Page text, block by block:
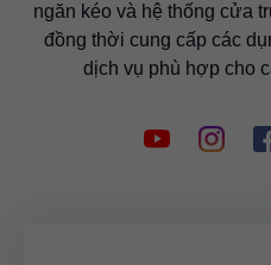
ngăn kéo và hệ thống cửa
đồng thời cung cấp các
dịch vụ phù hợp cho